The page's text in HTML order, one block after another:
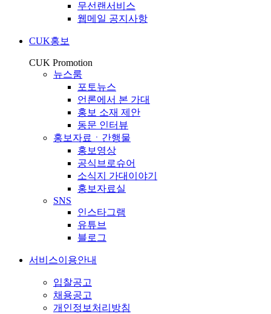
무선랜서비스
웹메일 공지사항
CUK홍보
CUK Promotion
뉴스룸
포토뉴스
언론에서 본 가대
홍보 소재 제안
동문 인터뷰
홍보자료ㆍ간행물
홍보영상
공식브로슈어
소식지 가대이야기
홍보자료실
SNS
인스타그램
유튜브
블로그
서비스이용안내
입찰공고
채용공고
개인정보처리방침